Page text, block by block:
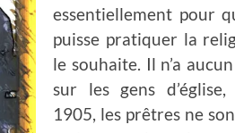
essentiellement pour
puisse pratiquer la
le souhaite. Il n’a
sur les gens
1905, les prêtres ne